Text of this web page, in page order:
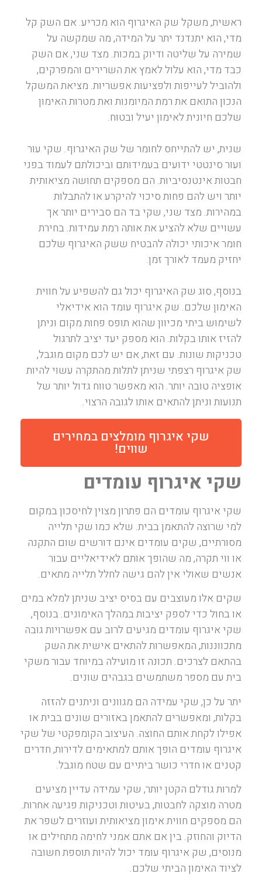
ראשית, משקל שק האיגרוף הוא מכריע. אם השק קל
מדי, הוא יתנדנד יתר על המידה, מה שמקשה על
שמירה על שליטה ודיוק במכות. מצד שני, אם השק
כבד מדי, הוא עלול לאמץ את השרירים והמפרקים,
ולהוביל לעייפות ולפציעות אפשריות. מציאת המשקל
הנכון התואם את רמת המיומנות ואת מטרות האימון
שלכם חיונית לאימון יעיל ובטוח.
שנית, יש להתייחס לחומר של שק האיגרוף. שקי עור
ועור סינטטי ידועים בעמידותם וביכולתם לעמוד בפני
חבטות אינטנסיביות. הם מספקים תחושה מציאותית
יותר ויש להם פחות סיכוי להיקרע או להתבלות
במהירות. מצד שני, שקי בד הם סבירים יותר אך
עשויים שלא להציע את אותה רמת עמידות. בחירת
חומר איכותי יכולה להבטיח ששק האיגרוף שלכם
יחזיק מעמד לאורך זמן.
בנוסף, סוג שק האיגרוף יכול גם להשפיע על חווית
האימון שלכם. שק איגרוף עומד הוא אידיאלי
לשימוש ביתי מכיוון שהוא תופס פחות מקום וניתן
להזיז אותו בקלות. הוא מספק יעד יציב לתרגול
טכניקות שונות. עם זאת, אם יש לכם מקום מוגבל,
שק איגרוף רצפתי שניתן לתלות מהתקרה עשוי להיות
אופציה טובה יותר. הוא מאפשר טווח גדול יותר של
תנועות וניתן להתאים אותו לגובה הרצוי.
שקי איגרוף מומלצים במחירים
שווים!
שקי איגרוף עומדים
שקי איגרוף עומדים הם פתרון מצוין לחיסכון במקום
למי שרוצה להתאמן בבית. שלא כמו שקי תלייה
מסורתיים, שקים עומדים אינם דורשים שום התקנה
או ווי תקרה, מה שהופך אותם לאידיאליים עבור
אנשים שאולי אין להם גישה לחלל תלייה מתאים.
שקים אלו מעוצבים עם בסיס יציב שניתן למלא במים
או בחול כדי לספק יציבות במהלך האימונים. בנוסף,
שקי איגרוף עומדים מגיעים לרוב עם אפשרויות גובה
מתכווננות, המאפשרות להתאים אישית את השק
בהתאם לצרכים. תכונה זו מועילה במיוחד עבור משקי
בית עם מספר משתמשים בגבהים שונים.
יתר על כן, שקי עמידה הם מגוונים וניתנים להזזה
בקלות, ומאפשרים להתאמן באזורים שונים בבית או
אפילו לקחת אותם החוצה. העיצוב הקומפקטי של שקי
איגרוף עומדים הופך אותם למתאימים לדירות, חדרים
קטנים או חדרי כושר ביתיים עם שטח מוגבל.
למרות גודלם הקטן יותר, שקי עמידה עדיין מציעים
מטרה מוצקה לחבטות, בעיטות וטכניקות פגיעה אחרות.
הם מספקים חווית אימון מציאותית ועוזרים לשפר את
הדיוק והחוזק. בין אם אתם אמני לחימה מתחילים או
מנוסים, שק איגרוף עומד יכול להיות תוספת חשובה
לציוד האימון הביתי שלכם.